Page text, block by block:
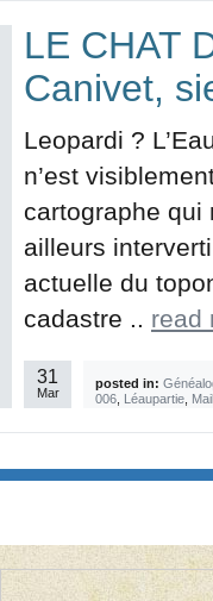
LE CHAT
Canivet,
Leopardi ?
n’est
cartographe qui
ailleurs
actuelle du
cadastre .. read
31
Mar
posted in:
006 Léaupartie